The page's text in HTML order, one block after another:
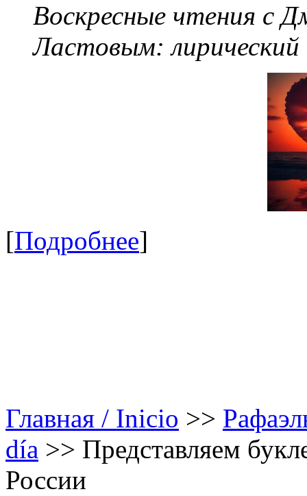
Воскресные чтения с
Ластовым:
[Подробнее]
Главная / Inicio >>
día >> Представляем
России